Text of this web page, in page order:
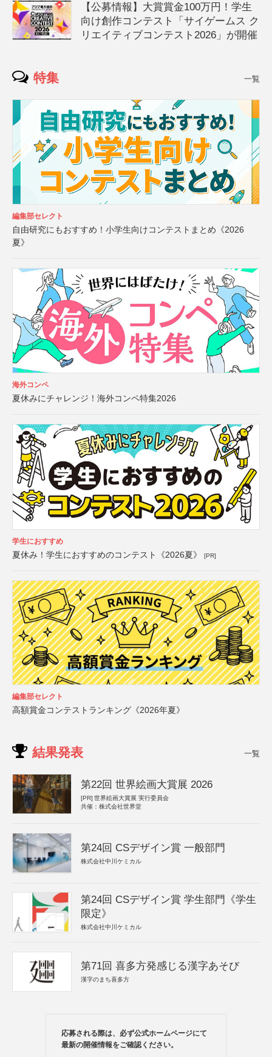
【公募情報】大賞賞金100万円！学生
向け創作コンテスト「サイゲームス ク
リエイティブコンテスト2026」が開催
特集 一覧
編集部セレクト
自由研究にもおすすめ！小学生向けコンテストまとめ《2026
夏》
海外コンペ
夏休みにチャレンジ！海外コンペ特集2026
学生におすすめ
夏休み！学生におすすめのコンテスト《2026夏》 [PR]
編集部セレクト
高額賞金コンテストランキング《2026年夏》
結果発表 一覧
第22回 世界絵画大賞展 2026
[PR] 世界絵画大賞展 実行委員会
共催：株式会社世界堂
第24回 CSデザイン賞 一般部門
株式会社中川ケミカル
第24回 CSデザイン賞 学生部門《学生
限定》
株式会社中川ケミカル
第71回 喜多方発感じる漢字あそび
漢字のまち喜多方
応募される際は、必ず公式ホームページにて
最新の開催情報をご確認ください。